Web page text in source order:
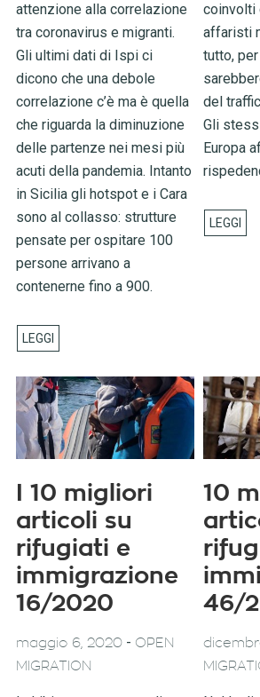
attenzione alla correlazione
tra coronavirus e migranti.
Gli ultimi dati di Ispi ci
dicono che una debole
correlazione c’è ma è quella
che riguarda la diminuzione
delle partenze nei mesi più
acuti della pandemia. Intanto
in Sicilia gli hotspot e i Cara
sono al collasso: strutture
pensate per ospitare 100
persone arrivano a
contenerne fino a 900.
coinvolti
affaristi
tutto, per
del
Gli
Europa
I 10 migliori
articoli su
rifugiati e
immigrazione
16/2020
maggio 6, 2020- OPEN
MIGRATION
10
46/